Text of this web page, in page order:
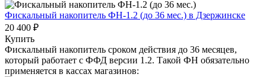
Фискальный накопитель ФН-1.2 (до 36 мес.) в Дзержинске
20 400 ₽
Купить
Фискальный накопитель сроком действия до 36 месяцев,
который работает с ФФД версии 1.2. Такой ФН обязательно
применяется в кассах магазинов: